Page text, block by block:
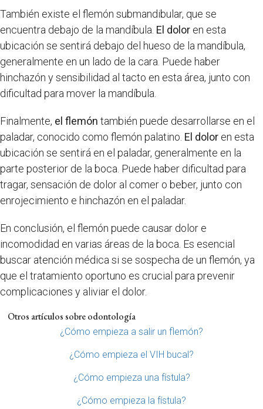
También existe el flemón submandibular, que se
encuentra debajo de la mandíbula. El dolor en esta
ubicación se sentirá debajo del hueso de la mandíbula,
generalmente en un lado de la cara. Puede haber
hinchazón y sensibilidad al tacto en esta área, junto con
dificultad para mover la mandíbula.
Finalmente, el flemón también puede desarrollarse en el
paladar, conocido como flemón palatino. El dolor en esta
ubicación se sentirá en el paladar, generalmente en la
parte posterior de la boca. Puede haber dificultad para
tragar, sensación de dolor al comer o beber, junto con
enrojecimiento e hinchazón en el paladar.
En conclusión, el flemón puede causar dolor e
incomodidad en varias áreas de la boca. Es esencial
buscar atención médica si se sospecha de un flemón, ya
que el tratamiento oportuno es crucial para prevenir
complicaciones y aliviar el dolor.
Otros artículos sobre odontología
¿Cómo empieza a salir un flemón?
¿Cómo empieza el VIH bucal?
¿Cómo empieza una fístula?
¿Cómo empieza la fístula?